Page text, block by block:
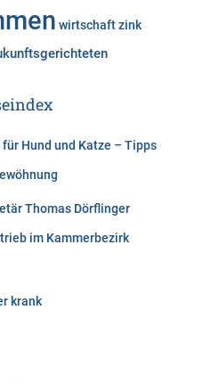
wirtschaftzink
Hund und Katze – Tipps
Thomas Dörflinger
im Kammerbezirk
krank